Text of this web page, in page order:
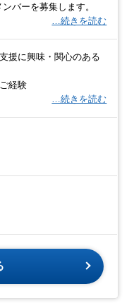
バーを募集します。
…続きを読む
援に興味・関心のある
経験
…続きを読む